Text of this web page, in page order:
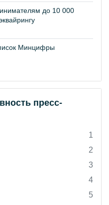
до 10 000
Минцифры
пресс-
1
2
3
4
5